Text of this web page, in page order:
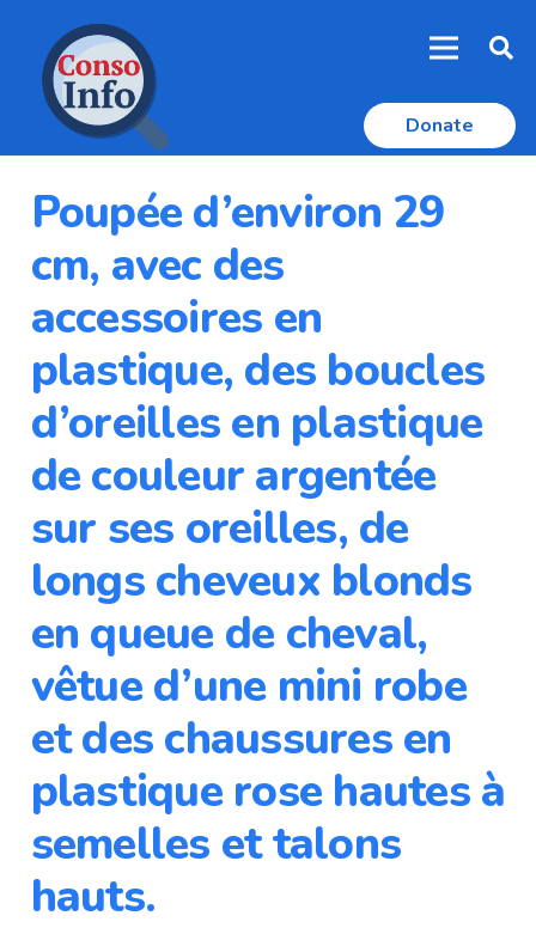
Donate
Poupée d’environ 29
cm, avec des
accessoires en
plastique, des boucles
d’oreilles en plastique
de couleur argentée
sur ses oreilles, de
longs cheveux blonds
en queue de cheval,
vêtue d’une mini robe
et des chaussures en
plastique rose hautes à
semelles et talons
hauts.